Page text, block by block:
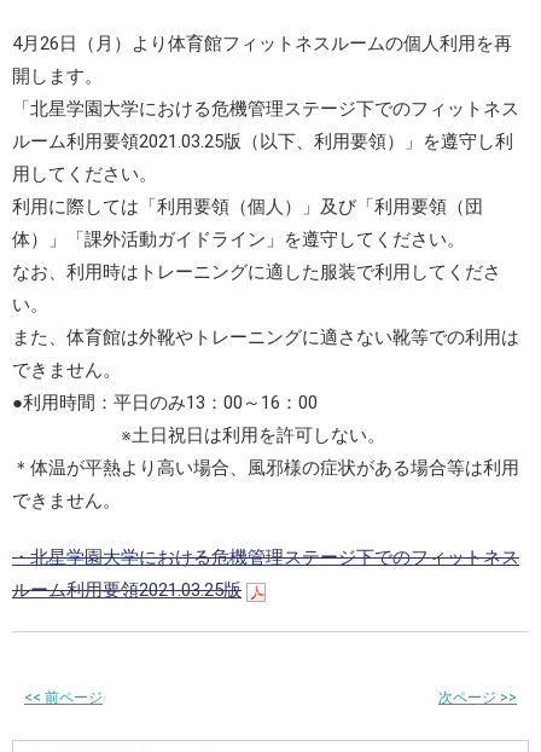
4月26日（月）より体育館フィットネスルームの個人利用を再
開します。
「北星学園大学における危機管理ステージ下でのフィットネス
ルーム利用要領2021.03.25版（以下、利用要領）」を遵守し利
用してください。
利用に際しては「利用要領（個人）」及び「利用要領（団
体）」「課外活動ガイドライン」を遵守してください。
なお、利用時はトレーニングに適した服装で利用してくださ
い。
また、体育館は外靴やトレーニングに適さない靴等での利用は
できません。
●利用時間：平日のみ13：00～16：00
※土日祝日は利用を許可しない。
＊体温が平熱より高い場合、風邪様の症状がある場合等は利用
できません。
・北星学園大学における危機管理ステージ下でのフィットネス
ルーム利用要領2021.03.25版
<< 前ページ 次ページ >>